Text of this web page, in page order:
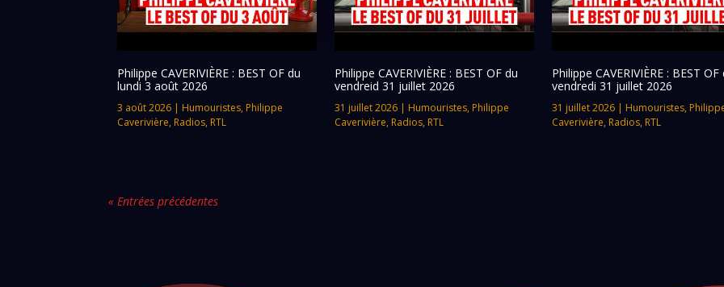
Philippe CAVERIVIÈRE : BEST OF du
lundi 3 août 2026
3 août 2026 | Humouristes, Philippe
Caverivière, Radios, RTL
Philippe CAVERIVIÈRE : BEST OF du
vendreid 31 juillet 2026
31 juillet 2026| Humouristes, Philippe
Caverivière, Radios, RTL
Philippe CAVERIVIÈRE : BEST OF
vendredi 31 juillet 2026
31 juillet 2026| Humouristes,
Caverivière, Radios, RTL
« Entrées précédentes